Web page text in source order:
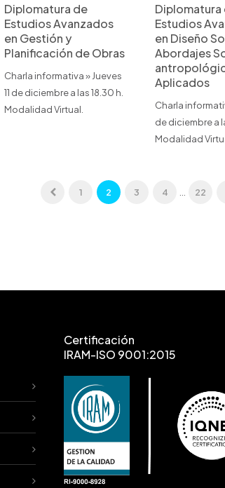
Diplomatura de
Estudios Avanzados
en Gestión y
Planificación de Obras
Charla informativa » Jueves
11 de diciembre a las 18.30 h.
Modalidad Virtual.
Diplomatura
Estudios
en Diseño
Abordajes
Aplicados
Charla
de diciembre a
Modalidad
1 2 3 4 22
Certificación
IRAM-ISO 9001:2015